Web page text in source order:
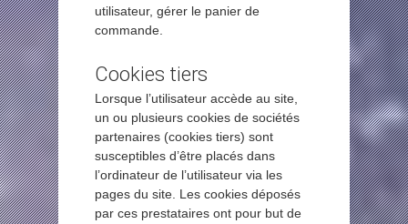
utilisateur, gérer le panier de
commande.
Cookies tiers
Lorsque l’utilisateur accède au site,
un ou plusieurs cookies de sociétés
partenaires (cookies tiers) sont
susceptibles d’être placés dans
l’ordinateur de l’utilisateur via les
pages du site. Les cookies déposés
par ces prestataires ont pour but de